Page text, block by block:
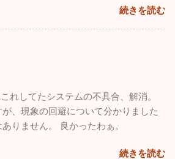
続きを読む
れしてたシステムの不具合、解消。
、現象の回避について分かりました
りません。 良かったわぁ。
続きを読む